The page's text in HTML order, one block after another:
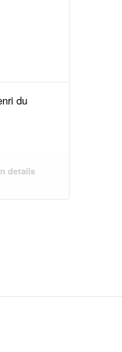
du
details